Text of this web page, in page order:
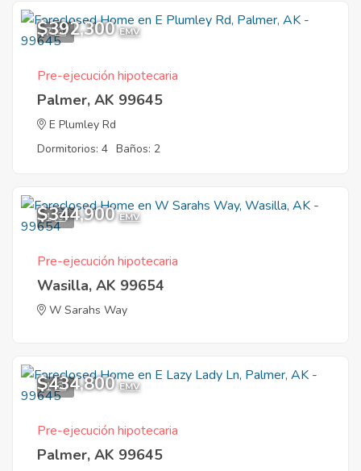
7
$392,300 EMV
Pre-ejecución hipotecaria
Palmer, AK 99645
E Plumley Rd
Dormitorios: 4 Baños: 2
1
$344,900 EMV
Pre-ejecución hipotecaria
Wasilla, AK 99654
W Sarahs Way
1
$434,800 EMV
Pre-ejecución hipotecaria
Palmer, AK 99645